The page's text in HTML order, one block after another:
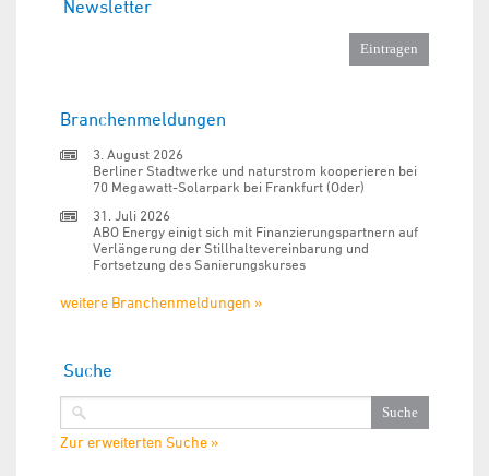
Newsletter
Branchenmeldungen
3. August 2026
Berliner Stadtwerke und naturstrom kooperieren bei
70 Megawatt-Solarpark bei Frankfurt (Oder)
31. Juli 2026
ABO Energy einigt sich mit Finanzierungspartnern auf
Verlängerung der Stillhaltevereinbarung und
Fortsetzung des Sanierungskurses
weitere Branchenmeldungen »
Suche
Zur erweiterten Suche »